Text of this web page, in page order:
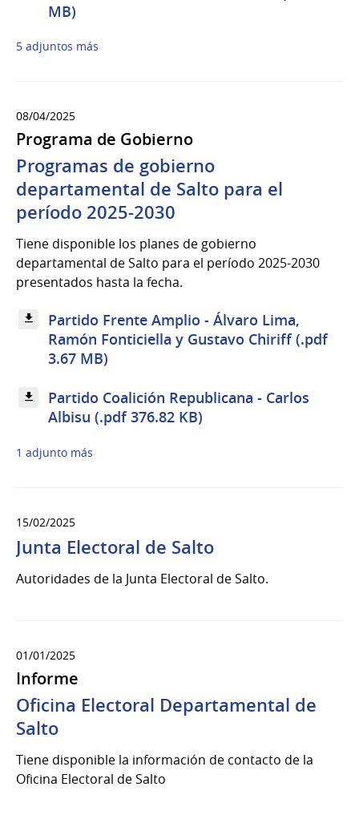
MB)
5 adjuntos más
08/04/2025
Programa de Gobierno
Programas de gobierno
departamental de Salto para el
período 2025-2030
Tiene disponible los planes de gobierno
departamental de Salto para el período 2025-2030
presentados hasta la fecha.
Partido Frente Amplio - Álvaro Lima,
Ramón Fonticiella y Gustavo Chiriff (.pdf
3.67 MB)
Partido Coalición Republicana - Carlos
Albisu (.pdf 376.82 KB)
1 adjunto más
15/02/2025
Junta Electoral de Salto
Autoridades de la Junta Electoral de Salto.
01/01/2025
Informe
Oficina Electoral Departamental de
Salto
Tiene disponible la información de contacto de la
Oficina Electoral de Salto